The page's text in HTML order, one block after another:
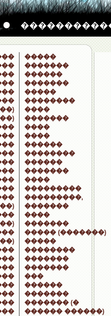
�����
�������
������
�������
�����
��������
����
�������
����
����
������
��������
������
�������
����
���������
���������,
�������
����
�������
����� (�������)
�����
��������
�������
�������
���
������
�������
������� (�
������ ������)